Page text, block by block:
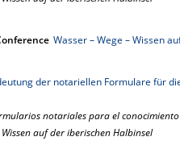
Wasser – Wege – Wissen
der notariellen Formulare für
notariales para el
auf der iberischen Halbinsel